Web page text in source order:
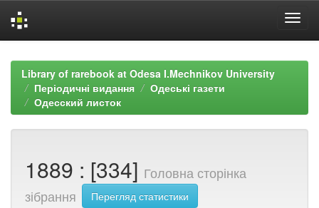
navigationLibrary of rarebook at Odesa I.Mechnikov University
Періодичні видання
Одеські газети
Одесский листок
1889 : [334] Головна сторінка
зібрання
Перегляд статистики